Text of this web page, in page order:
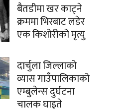
बैतडीमा खर काट्ने
क्रममा भिरबाट लडेर
एक किशोरीको मृत्यु
दार्चुला जिल्लाको
व्यास गाउँपालिकाको
एम्बुलेन्स दुर्घटना
चालक घाइते